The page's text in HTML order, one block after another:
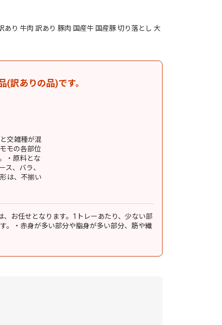
り 牛肉 訳あり 豚肉 国産牛 国産豚 切り落とし 大
(訳ありの品)です。
交雑種が混
モの各部位
・原料とな
ス、バラ、
は、不揃い
お任せとなります。1トレーあたり、少ない部
。・赤身が多い部分や脂身が多い部分、筋や繊